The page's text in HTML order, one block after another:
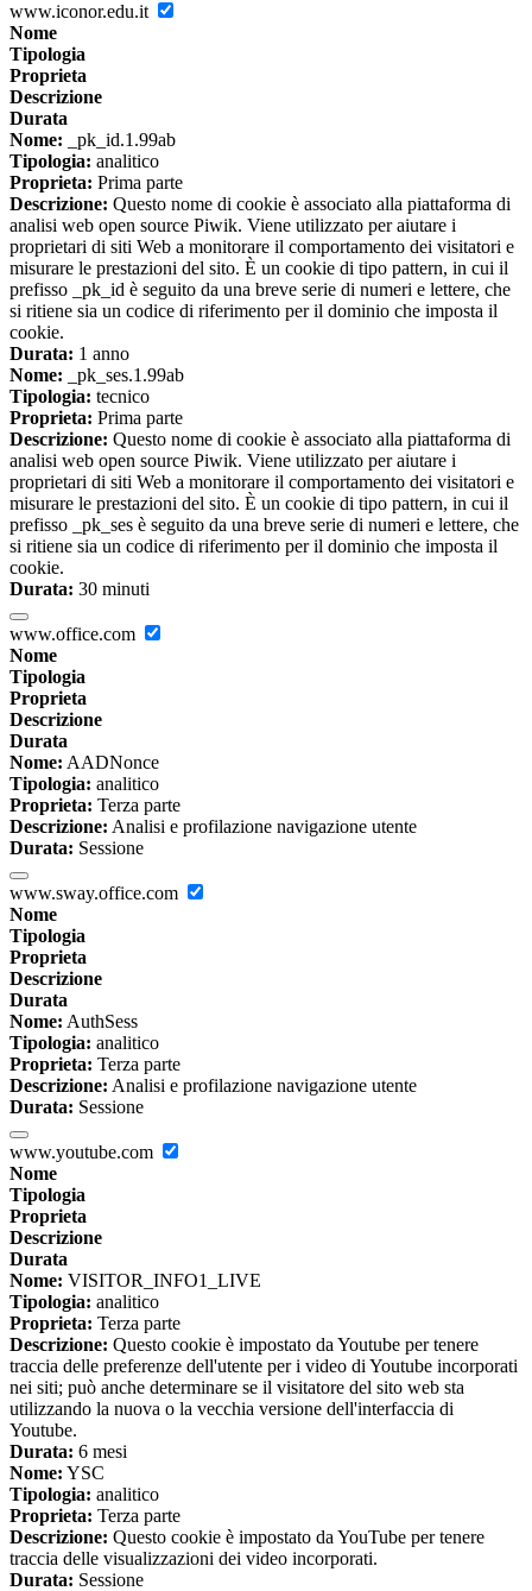
www.iconor.edu.it
Nome
Tipologia
Proprieta
Descrizione
Durata
Nome: _pk_id.1.99ab
Tipologia: analitico
Proprieta: Prima parte
Descrizione: Questo nome di cookie è associato alla piattaforma di
analisi web open source Piwik. Viene utilizzato per aiutare i
proprietari di siti Web a monitorare il comportamento dei visitatori e
misurare le prestazioni del sito. È un cookie di tipo pattern, in cui il
prefisso _pk_id è seguito da una breve serie di numeri e lettere, che
si ritiene sia un codice di riferimento per il dominio che imposta il
cookie.
Durata: 1 anno
Nome: _pk_ses.1.99ab
Tipologia: tecnico
Proprieta: Prima parte
Descrizione: Questo nome di cookie è associato alla piattaforma di
analisi web open source Piwik. Viene utilizzato per aiutare i
proprietari di siti Web a monitorare il comportamento dei visitatori e
misurare le prestazioni del sito. È un cookie di tipo pattern, in cui il
prefisso _pk_ses è seguito da una breve serie di numeri e lettere, che
si ritiene sia un codice di riferimento per il dominio che imposta il
cookie.
Durata: 30 minuti
www.office.com
Nome
Tipologia
Proprieta
Descrizione
Durata
Nome: AADNonce
Tipologia: analitico
Proprieta: Terza parte
Descrizione: Analisi e profilazione navigazione utente
Durata: Sessione
www.sway.office.com
Nome
Tipologia
Proprieta
Descrizione
Durata
Nome: AuthSess
Tipologia: analitico
Proprieta: Terza parte
Descrizione: Analisi e profilazione navigazione utente
Durata: Sessione
www.youtube.com
Nome
Tipologia
Proprieta
Descrizione
Durata
Nome: VISITOR_INFO1_LIVE
Tipologia: analitico
Proprieta: Terza parte
Descrizione: Questo cookie è impostato da Youtube per tenere
traccia delle preferenze dell'utente per i video di Youtube incorporati
nei siti; può anche determinare se il visitatore del sito web sta
utilizzando la nuova o la vecchia versione dell'interfaccia di
Youtube.
Durata: 6 mesi
Nome: YSC
Tipologia: analitico
Proprieta: Terza parte
Descrizione: Questo cookie è impostato da YouTube per tenere
traccia delle visualizzazioni dei video incorporati.
Durata: Sessione